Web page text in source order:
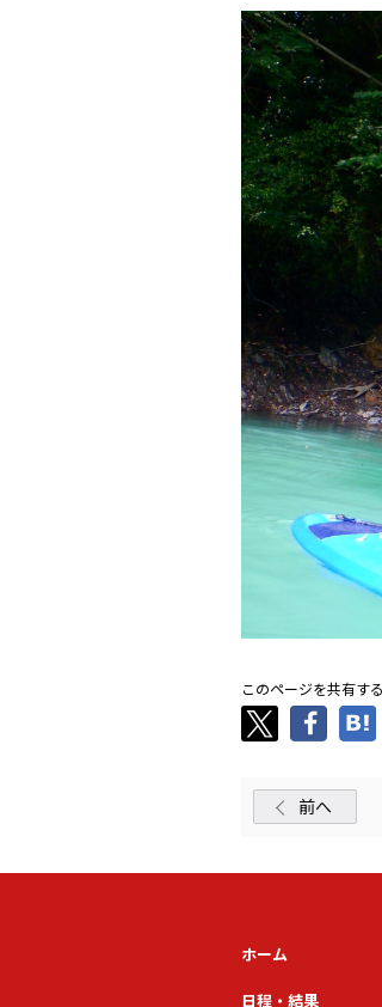
このページを共有する
前へ
ホーム
日程・結果